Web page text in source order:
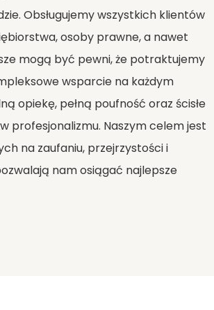
Obsługujemy wszystkich klientów
osoby prawne, a nawet
mogą być pewni, że potraktujemy
wsparcie na każdym
opiekę, pełną poufność oraz ścisłe
profesjonalizmu. Naszym celem jest
na zaufaniu, przejrzystości i
nam osiągać najlepsze